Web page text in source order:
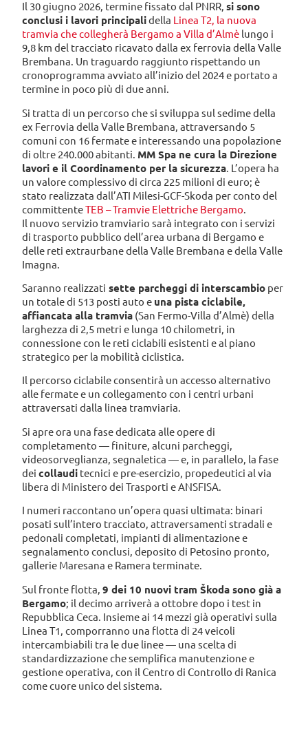
Il 30 giugno 2026, termine fissato dal PNRR,si sono
conclusi i lavori principalidella Linea T2, la nuova
tramvia che collegherà Bergamo a Villa d’Almè lungo i
9,8 km del tracciato ricavato dalla ex ferrovia della Valle
Brembana. Un traguardo raggiunto rispettando un
cronoprogramma avviato all’inizio del 2024 e portato a
termine in poco più di due anni.
Si tratta di un percorso che si sviluppa sul sedime della
ex Ferrovia della Valle Brembana, attraversando 5
comuni con 16 fermate e interessando una popolazione
di oltre 240.000 abitanti. MM Spa ne cura la Direzione
lavori e il Coordinamento per la sicurezza. L’opera ha
un valore complessivo di circa 225 milioni di euro; è
stato realizzata dall’ATI Milesi-GCF-Skoda per conto del
committenteTEB – Tramvie Elettriche Bergamo.
Il nuovo servizio tramviario sarà integrato con i servizi
di trasporto pubblico dell’area urbana di Bergamo e
delle reti extraurbane della Valle Brembana e della Valle
Imagna.
Saranno realizzati sette parcheggi di interscambio per
un totale di 513 posti auto e una pista ciclabile,
affiancata alla tramvia (San Fermo-Villa d’Almè) della
larghezza di 2,5 metri e lunga 10 chilometri, in
connessione con le reti ciclabili esistenti e al piano
strategico per la mobilità ciclistica.
Il percorso ciclabile consentirà un accesso alternativo
alle fermate e un collegamento con i centri urbani
attraversati dalla linea tramviaria.
Si apre ora una fase dedicata alle opere di
completamento — finiture, alcuni parcheggi,
videosorveglianza, segnaletica — e, in parallelo, la fase
deicollaudi tecnici e pre-esercizio, propedeutici al via
libera di Ministero dei Trasporti e ANSFISA.
I numeri raccontano un’opera quasi ultimata: binari
posati sull’intero tracciato, attraversamenti stradali e
pedonali completati, impianti di alimentazione e
segnalamento conclusi, deposito di Petosino pronto,
gallerie Maresana e Ramera terminate.
Sul fronte flotta,9 dei 10 nuovi tram Škoda sono già a
Bergamo; il decimo arriverà a ottobre dopo i test in
Repubblica Ceca. Insieme ai 14 mezzi già operativi sulla
Linea T1, comporranno una flotta di 24 veicoli
intercambiabili tra le due linee — una scelta di
standardizzazione che semplifica manutenzione e
gestione operativa, con il Centro di Controllo di Ranica
come cuore unico del sistema.